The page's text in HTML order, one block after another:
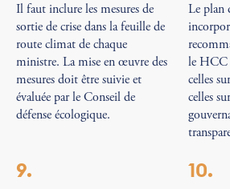
Il faut inclure les mesures de
sortie de crise dans la feuille de
route climat de chaque
ministre. La mise en œuvre des
mesures doit être suivie et
évaluée par le Conseil de
défense écologique.
Le plan
le HCC
celles
celles
9. 10.